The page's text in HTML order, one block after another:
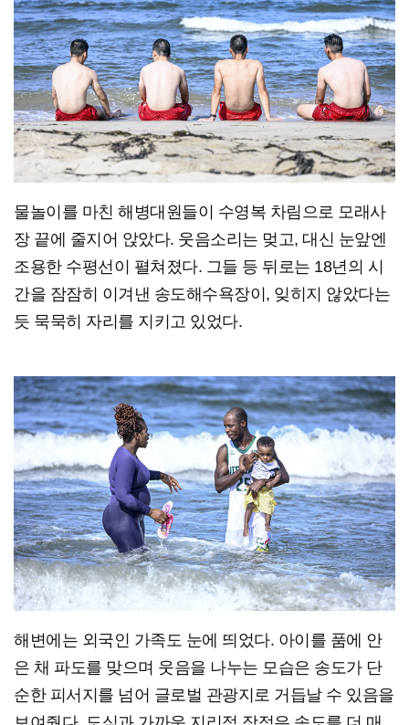
물놀이를 마친 해병대원들이 수영복 차림으로 모래사
장 끝에 줄지어 앉았다. 웃음소리는 멎고, 대신 눈앞엔
조용한 수평선이 펼쳐졌다. 그들 등 뒤로는 18년의 시
간을 잠잠히 이겨낸 송도해수욕장이, 잊히지 않았다는
듯 묵묵히 자리를 지키고 있었다.
해변에는 외국인 가족도 눈에 띄었다. 아이를 품에 안
은 채 파도를 맞으며 웃음을 나누는 모습은 송도가 단
순한 피서지를 넘어 글로벌 관광지로 거듭날 수 있음을